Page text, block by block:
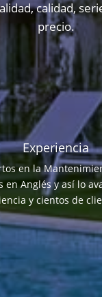
calidad,
precio.
Experiencia
en la
en Anglés y así lo
y cientos de